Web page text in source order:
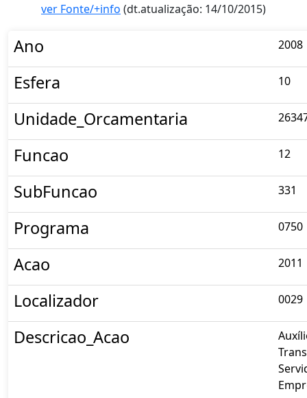
ver Fonte/+info (dt.atualização: 14/10/2015)
Ano 2008
Esfera 10
Unidade_Orcamentaria
Funcao 12
SubFuncao 331
Programa 0750
Acao 2011
Localizador 0029
Descricao_Acao